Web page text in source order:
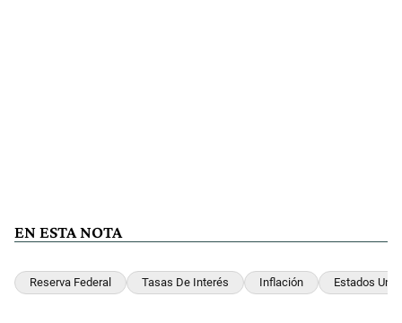
EN ESTA NOTA
Reserva Federal Tasas De Interés Inflación Estados